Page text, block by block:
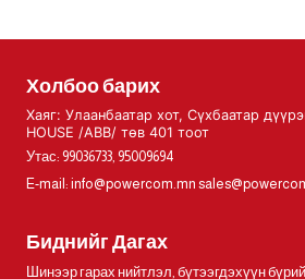
Холбоо барих
Хаяг: Улаанбаатар хот, Сүхбаатар
HOUSE /ABB/ төв 401 тоот
Утас: 99036733, 95009694
E-mail: info@powercom.mn
Биднийг Дагах
Шинээр гарах нийтлэл, бүтээгдэхүүн